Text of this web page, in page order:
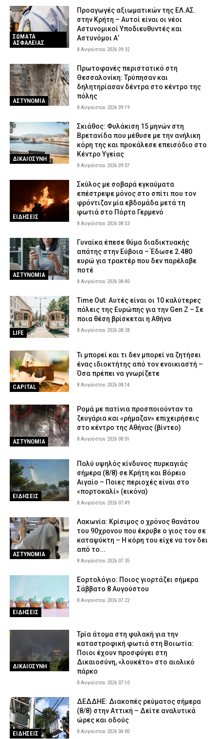
ΣΩΜΑΤΑ
ΑΣΦΑΛΕΙΑΣ
Προαγωγές αξιωματικών της ΕΛ.ΑΣ.
στην Κρήτη – Αυτοί είναι οι νέοι
Αστυνομικοί Υποδιευθυντές και
Αστυνόμοι Α’
8 Αυγούστου 2026 09:32
ΑΣΤΥΝΟΜΙΑ
Πρωτοφανές περιστατικό στη
Θεσσαλονίκη: Τρύπησαν και
δηλητηρίασαν δέντρα στο κέντρο της
πόλης
8 Αυγούστου 2026 09:19
ΔΙΚΑΙΟΣΥΝΗ
Σκιάθος: Φυλάκιση 15 μηνών στη
Βρετανίδα που μέθυσε με την ανήλικη
κόρη της και προκάλεσε επεισόδιο στο
Κέντρο Υγείας
8 Αυγούστου 2026 09:07
ΕΙΔΗΣΕΙΣ
Σκύλος με σοβαρά εγκαύματα
επέστρεψε μόνος στο σπίτι που τον
φρόντιζαν μία εβδομάδα μετά τη
φωτιά στο Πόρτο Γερμενό
8 Αυγούστου 2026 08:53
ΑΣΤΥΝΟΜΙΑ
Γυναίκα έπεσε θύμα διαδικτυακής
απάτης στην Εύβοια – Έδωσε 2.480
ευρώ για τρακτέρ που δεν παρέλαβε
ποτέ
8 Αυγούστου 2026 08:40
LIFE
Time Out: Αυτές είναι οι 10 καλύτερες
πόλεις της Ευρώπης για την Gen Z – Σε
ποια θέση βρίσκεται η Αθήνα
8 Αυγούστου 2026 08:28
CAPITAL
Τι μπορεί και τι δεν μπορεί να ζητήσει
ένας ιδιοκτήτης από τον ενοικιαστή –
Όσα πρέπει να γνωρίζετε
8 Αυγούστου 2026 08:14
ΑΣΤΥΝΟΜΙΑ
Ρομά με πατίνια προσποιούνταν τα
ζευγάρια και «ρήμαζαν» επιχειρήσεις
στο κέντρο της Αθήνας (βίντεο)
8 Αυγούστου 2026 08:01
ΕΙΔΗΣΕΙΣ
Πολύ υψηλός κίνδυνος πυρκαγιάς
σήμερα (8/8) σε Κρήτη και Βόρειο
Αιγαίο – Ποιες περιοχές είναι στο
«πορτοκαλί» (εικόνα)
8 Αυγούστου 2026 07:49
ΑΣΤΥΝΟΜΙΑ
Λακωνία: Κρίσιμος ο χρόνος θανάτου
του 90χρονου που έκρυβε ο γιος του σε
καταψύκτη – Η κόρη του είχε να τον δει
από το...
8 Αυγούστου 2026 07:35
ΕΙΔΗΣΕΙΣ
Εορτολόγιο: Ποιος γιορτάζει σήμερα
Σάββατο 8 Αυγούστου
8 Αυγούστου 2026 07:22
ΔΙΚΑΙΟΣΥΝΗ
Τρία άτομα στη φυλακή για την
καταστροφική φωτιά στη Βοιωτία:
Ποιοι έχουν προσφύγει στη
Δικαιοσύνη, «λουκέτο» στο αιολικό
πάρκο
8 Αυγούστου 2026 07:10
ΕΙΔΗΣΕΙΣ
ΔΕΔΔΗΕ: Διακοπές ρεύματος σήμερα
(8/8) στην Αττική – Δείτε αναλυτικά
ώρες και οδούς
8 Αυγούστου 2026 04:00